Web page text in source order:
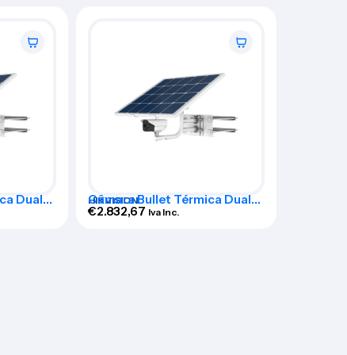
Dual HIKVISION
Câmara Bullet Térmica Dual
4G HIKVISION – DS-
2TXS2628-
€2.832,67 Iva Inc.